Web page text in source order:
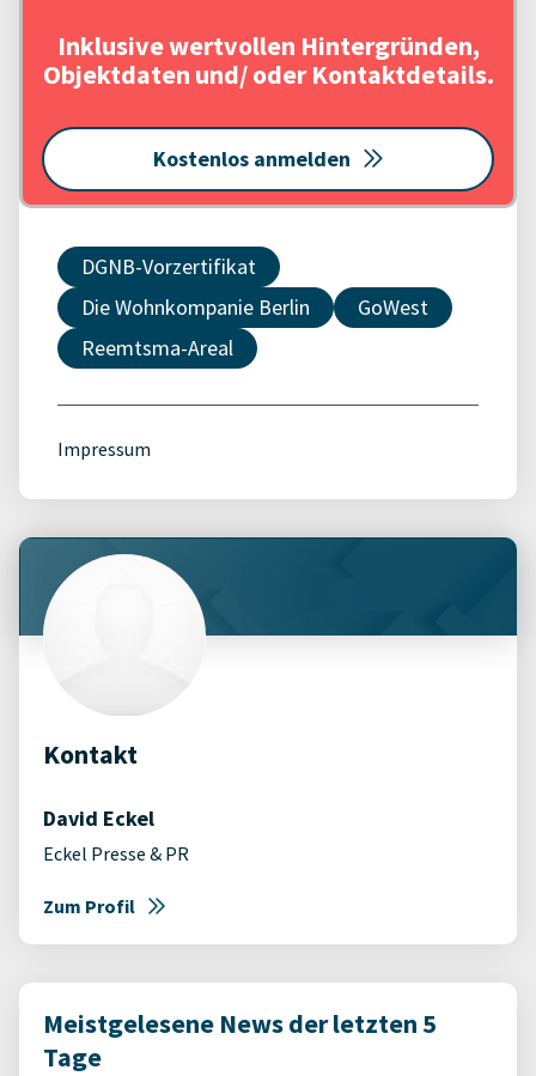
Inklusive wertvollen Hintergründen,
Objektdaten und/ oder Kontaktdetails.
Kostenlos anmelden
DGNB-Vorzertifikat
Die Wohnkompanie Berlin
GoWest
Reemtsma-Areal
Impressum
Kontakt
David Eckel
Eckel Presse & PR
Zum Profil
Meistgelesene News der letzten 5
Tage